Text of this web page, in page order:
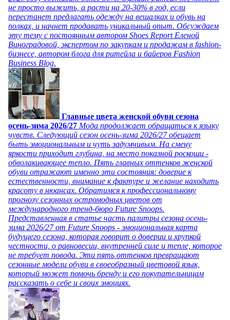
не просто выжить, а расти на 20-30% в год, если
перестанет предлагать одежду на вешалках и обувь на
полках, и начнет продавать уникальный опыт. Обсуждаем
эту тему с постоянным автором Shoes Report Еленой
Виноградовой, экспертом по закупкам и продажам в fashion-
бизнесе, автором блога для ритейла и байеров Fashion
Business Blog.
Главные цвета женской обуви сезона
осень-зима 2026/27 Мода продолжает обращаться к языку
чувств. Следующий сезон осень-зима 2026/27 обещает
быть эмоциональным и чуть задумчивым. На смену
яркости приходит глубина, на место показной роскоши -
обволакивающее тепло. Пять главных оттенков женской
обуви отражают именно эти состояния: доверие к
естественности, внимание к фактуре и желание находить
красоту в нюансах. Обратимся к профессиональному
прогнозу сезонных остромодных цветов от
международного тренд-бюро Future Snoops.
Представленная в статье часть палитры сезона осень-
зима 2026/27 от Future Snoops - эмоциональная карта
будущего сезона, которая говорит о доверии и хрупкой
честности, о равновесии, внутренней силе и тепле, которое
не требует повода. Эти пять оттенков превращают
сезонные модели обуви в своеобразный цветовой язык,
который может помочь бренду и его покупательницам
рассказать о себе и своих эмоциях.